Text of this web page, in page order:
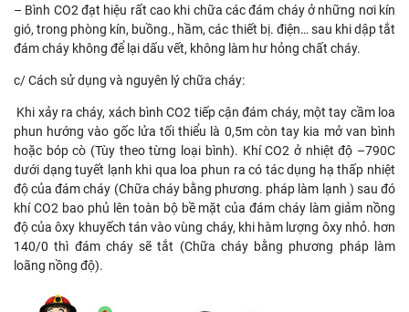
– Bình CO2 đạt hiệu rất cao khi chữa các đám cháy ở những nơi kín
gió, trong phòng kín, buồng., hầm, các thiết bị. điện… sau khi dập tắt
đám cháy không để lại dấu vết, không làm hư hỏng chất cháy.
c/ Cách sử dụng và nguyên lý chữa cháy:
Khi xảy ra cháy, xách bình CO2 tiếp cận đám cháy, một tay cầm loa
phun hướng vào gốc lửa tối thiểu là 0,5m còn tay kia mở van bình
hoặc bóp cò (Tùy theo từng loại bình). Khí CO2 ở nhiệt độ –790C
dưới dạng tuyết lạnh khi qua loa phun ra có tác dụng hạ thấp nhiệt
độ của đám cháy (Chữa cháy bằng phương. pháp làm lạnh ) sau đó
khí CO2 bao phủ lên toàn bộ bề mặt của đám cháy làm giảm nồng
độ của ôxy khuyếch tán vào vùng cháy, khi hàm lượng ôxy nhỏ. hơn
140/0 thì đám cháy sẽ tắt (Chữa cháy bằng phương pháp làm
loãng nồng độ).